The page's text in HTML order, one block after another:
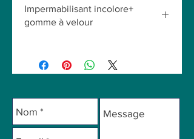
Impermabilisant incolore+
gomme à velour